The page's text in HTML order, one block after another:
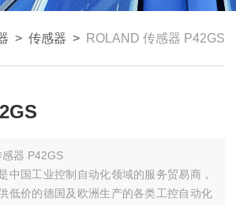
> 传感器 > ROLAND 传感器 P42GS
感器 P42GS
中国工业控制自动化领域的服务贸易商，
低价的德国及欧洲生产的各类工控自动化